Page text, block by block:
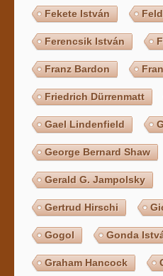
Fekete István
Ferencsik István
Franz Bardon
Friedrich Dürrenmatt
Gael Lindenfield
George Bernard Shaw
Gerald G. Jampolsky
Gertrud Hirschi
Gogol Gonda
Graham Hancock